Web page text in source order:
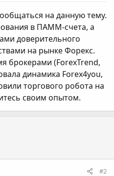
на данную тему.
в ПАММ-счета, а
доверительного
на рынке Форекс.
брокерами (ForexTrend,
динамика Forex4you,
торгового робота на
своим опытом.
#2